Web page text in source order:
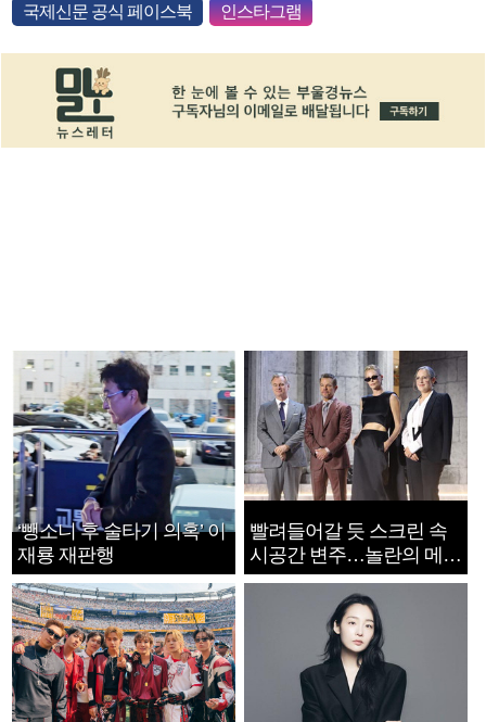
국제신문 공식 페이스북 인스타그램
‘뺑소니 후 술타기 의혹’ 이
재룡 재판행
빨려들어갈 듯 스크린 속
시공간 변주…놀란의 메시
지는 ‘전쟁 속죄’